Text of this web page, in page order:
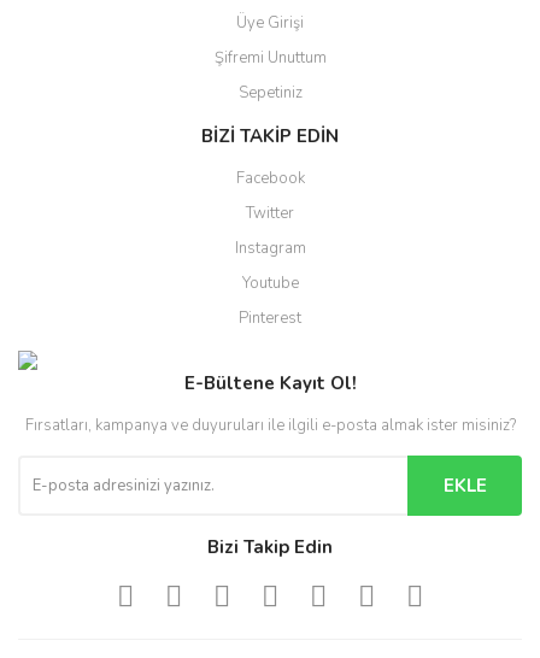
Üye Girişi
Şifremi Unuttum
Sepetiniz
BİZİ TAKİP EDİN
Facebook
Twitter
Instagram
Youtube
Pinterest
E-Bültene Kayıt Ol!
Fırsatları, kampanya ve duyuruları ile ilgili e-posta almak ister misiniz?
EKLE
Bizi Takip Edin